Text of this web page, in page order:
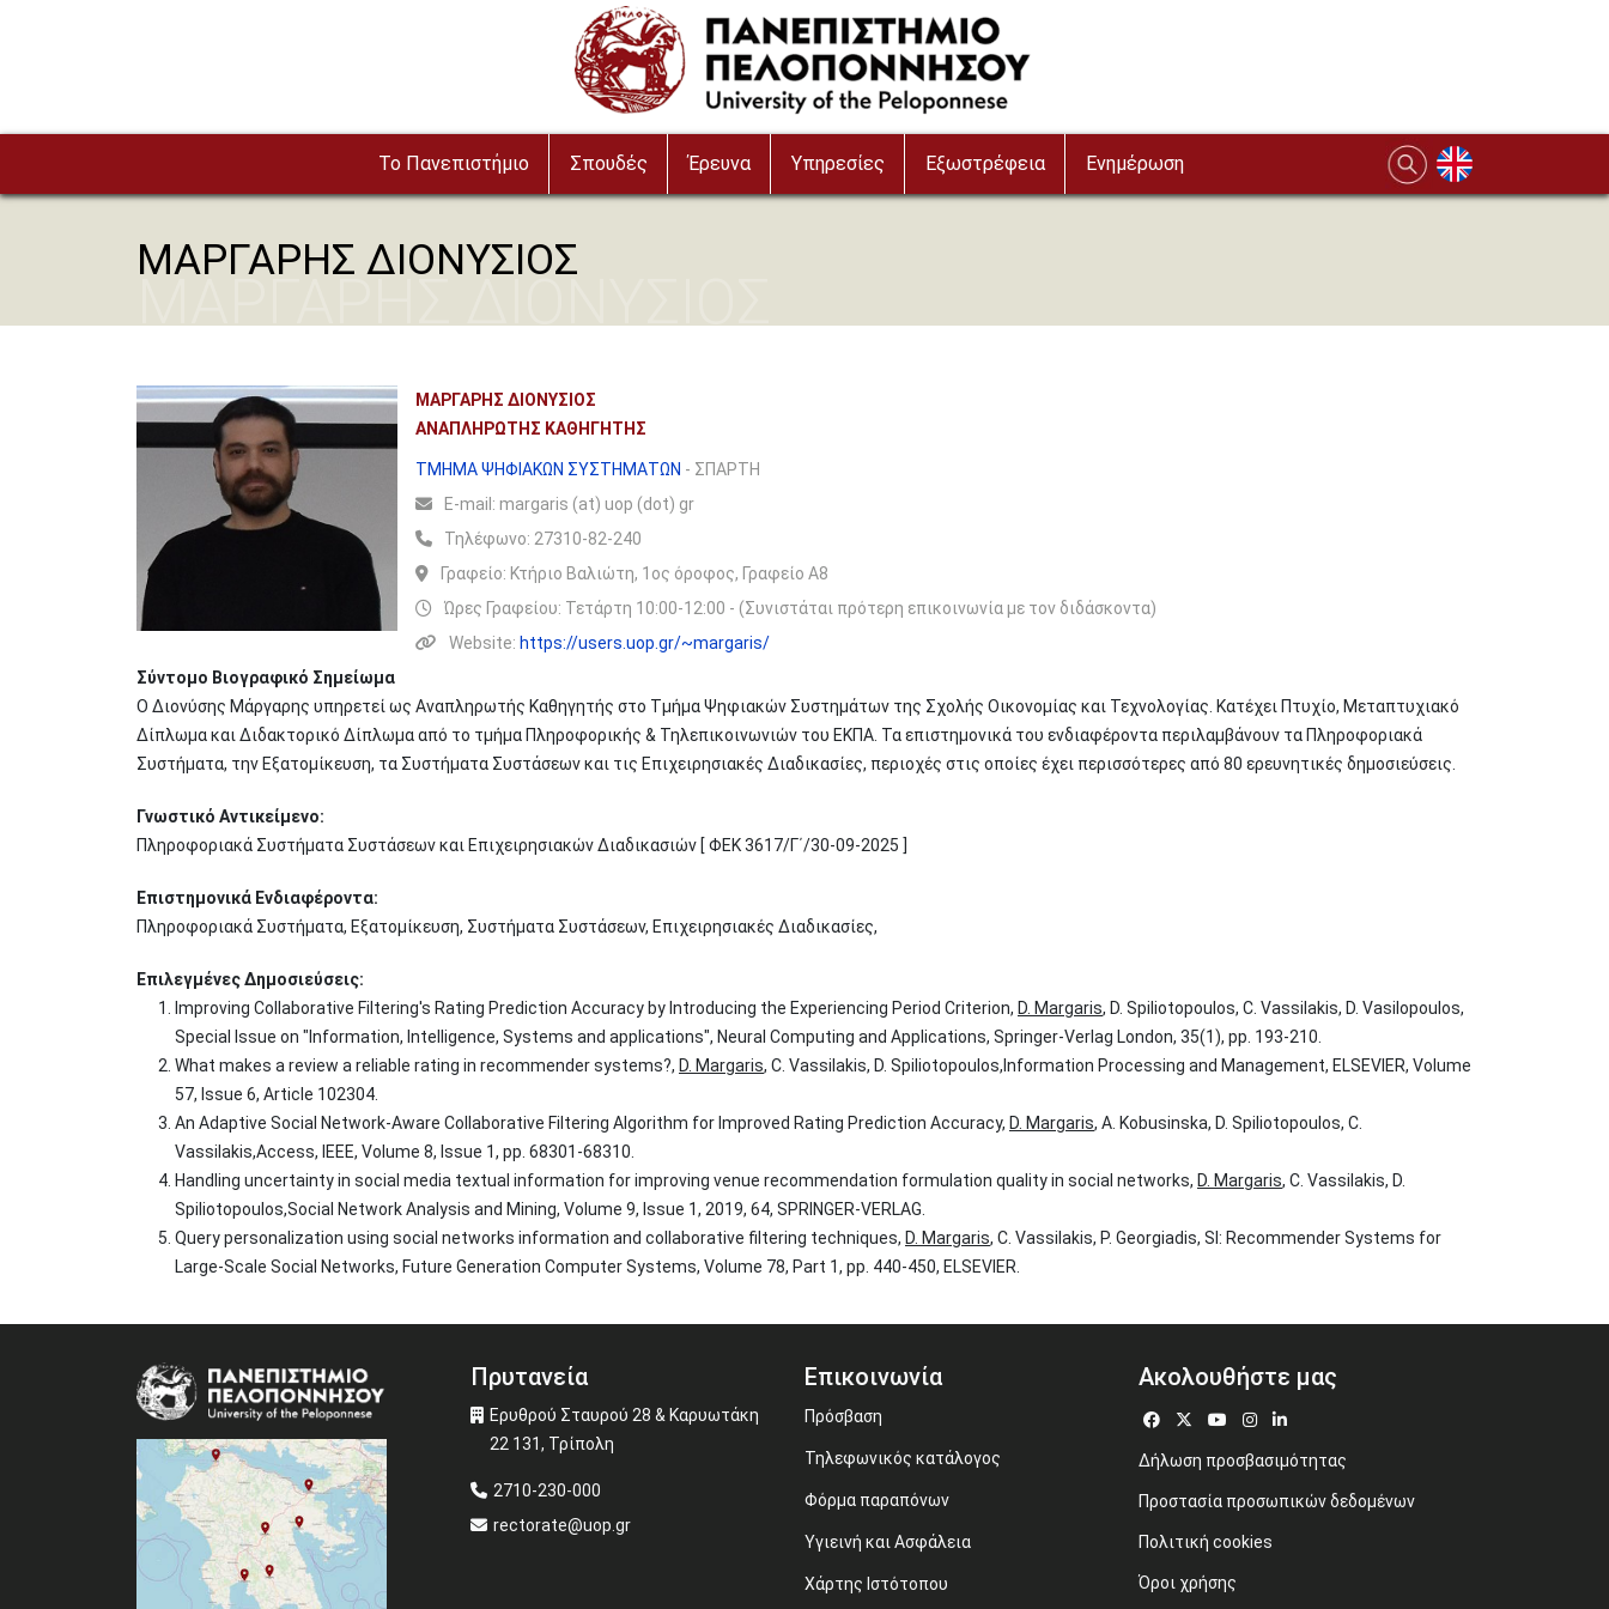
To Πανεπιστήμιο Σπουδές Έρευνα Υπηρεσίες Εξωστρέφεια Ενημέρωση
ΜΑΡΓΑΡΗΣ ΔΙΟΝΥΣΙΟΣ
ΜΑΡΓΑΡΗΣ ΔΙΟΝΥΣΙΟΣ
ΑΝΑΠΛΗΡΩΤΗΣ ΚΑΘΗΓΗΤΗΣ
ΤΜΗΜΑ ΨΗΦΙΑΚΩΝ ΣΥΣΤΗΜΑΤΩΝ - ΣΠΑΡΤΗ
Ε-mail:margaris (at) uop (dot) gr
Τηλέφωνο: 27310-82-240
Γραφείο: Κτήριο Βαλιώτη, 1ος όροφος, Γραφείο Α8
Ώρες Γραφείου: Τετάρτη 10:00-12:00 - (Συνιστάται πρότερη επικοινωνία με τον διδάσκοντα)
Website: https://users.uop.gr/~margaris/
Σύντομο Βιογραφικό Σημείωμα
Ο Διονύσης Μάργαρης υπηρετεί ως Αναπληρωτής Καθηγητής στο Τμήμα Ψηφιακών Συστημάτων της Σχολής Οικονομίας και Τεχνολογίας. Κατέχει Πτυχίο, Μεταπτυχιακό
Δίπλωμα και Διδακτορικό Δίπλωμα από το τμήμα Πληροφορικής & Τηλεπικοινωνιών του ΕΚΠΑ. Τα επιστημονικά του ενδιαφέροντα περιλαμβάνουν τα Πληροφοριακά
Συστήματα, την Εξατομίκευση, τα Συστήματα Συστάσεων και τις Επιχειρησιακές Διαδικασίες, περιοχές στις οποίες έχει περισσότερες από 80 ερευνητικές δημοσιεύσεις.
Γνωστικό Αντικείμενο:
Πληροφοριακά Συστήματα Συστάσεων και Επιχειρησιακών Διαδικασιών [ ΦΕΚ 3617/Γ΄/30-09-2025 ]
Επιστημονικά Ενδιαφέροντα:
Πληροφοριακά Συστήματα, Εξατομίκευση, Συστήματα Συστάσεων, Επιχειρησιακές Διαδικασίες,
Επιλεγμένες Δημοσιεύσεις:
Improving Collaborative Filtering's Rating Prediction Accuracy by Introducing the Experiencing Period Criterion, D. Margaris, D. Spiliotopoulos, C. Vassilakis, D. Vasilopoulos,
Special Issue on "Information, Intelligence, Systems and applications", Neural Computing and Applications, Springer-Verlag London, 35(1), pp. 193-210.
What makes a review a reliable rating in recommender systems?, D. Margaris, C. Vassilakis, D. Spiliotopoulos,Information Processing and Management, ELSEVIER, Volume
57, Issue 6, Article 102304.
An Adaptive Social Network-Aware Collaborative Filtering Algorithm for Improved Rating Prediction Accuracy, D. Margaris, A. Kobusinska, D. Spiliotopoulos, C.
Vassilakis,Access, IEEE, Volume 8, Issue 1, pp. 68301-68310.
Handling uncertainty in social media textual information for improving venue recommendation formulation quality in social networks, D. Margaris, C. Vassilakis, D.
Spiliotopoulos,Social Network Analysis and Mining, Volume 9, Issue 1, 2019, 64, SPRINGER-VERLAG.
Query personalization using social networks information and collaborative filtering techniques, D. Margaris, C. Vassilakis, P. Georgiadis, SI: Recommender Systems for
Large-Scale Social Networks, Future Generation Computer Systems, Volume 78, Part 1, pp. 440-450, ELSEVIER.
Image Πρυτανεία
Ερυθρού Σταυρού 28 & Καρυωτάκη
22 131, Τρίπολη
2710-230-000
rectorate@uop.gr
Επικοινωνία
Πρόσβαση
Τηλεφωνικός κατάλογος
Φόρμα παραπόνων
Υγιεινή και Ασφάλεια
Χάρτης Ιστότοπου
Ακολουθήστε μας
Δήλωση προσβασιμότητας
Προστασία προσωπικών δεδομένων
Πολιτική cookies
Όροι χρήσης